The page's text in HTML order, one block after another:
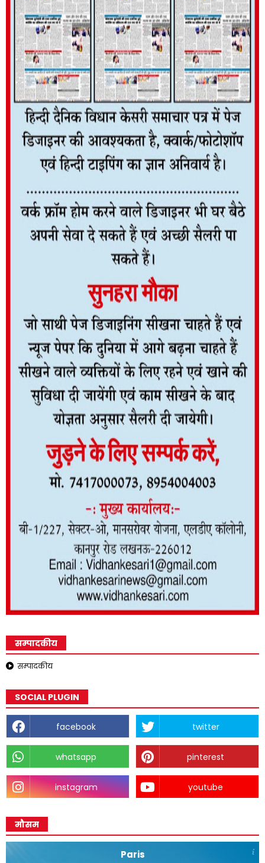
सम्पादकीय
सम्पादकीय
SOCIAL PLUGIN
facebook twitter
whatsapp pinterest
instagram youtube
मौसम
Paris